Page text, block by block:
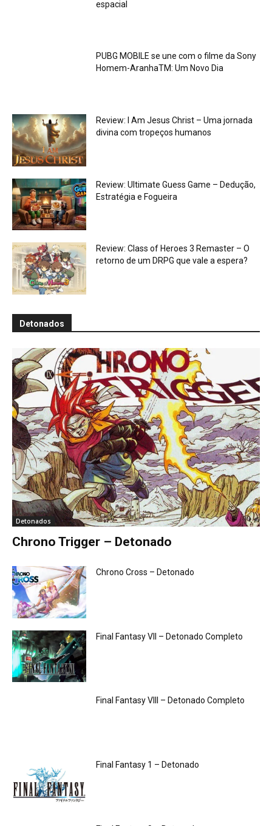
espacial
PUBG MOBILE se une com o filme da Sony
Homem-AranhaTM: Um Novo Dia
Review: I Am Jesus Christ – Uma jornada
divina com tropeços humanos
Review: Ultimate Guess Game – Dedução,
Estratégia e Fogueira
Review: Class of Heroes 3 Remaster – O
retorno de um DRPG que vale a espera?
Detonados
Detonados
Chrono Trigger – Detonado
Chrono Cross – Detonado
Final Fantasy VII – Detonado Completo
Final Fantasy VIII – Detonado Completo
Final Fantasy 1 – Detonado